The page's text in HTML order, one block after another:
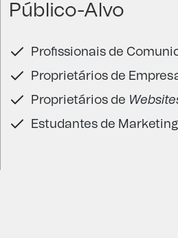
Público-Alvo
Profissionais de
Proprietários de
Proprietários de
Estudantes de Marketing